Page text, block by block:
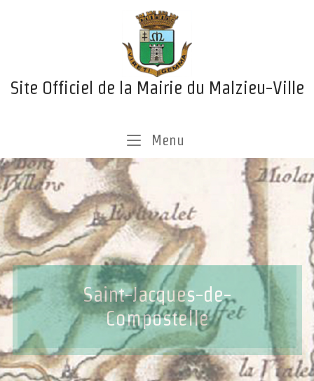
Home
Site Officiel de la Mairie du Malzieu-Ville
Menu
Saint-Jacques-de-
Compostelle